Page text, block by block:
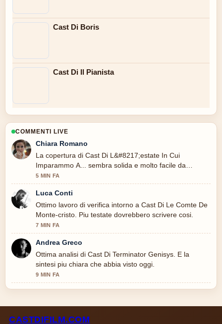
Cast Di Boris
Cast Di Il Pianista
COMMENTI LIVE
Chiara Romano
La copertura di Cast Di L&#8217;estate In Cui
Imparammo A... sembra solida e molto facile da
seguire.
5 MIN FA
Luca Conti
Ottimo lavoro di verifica intorno a Cast Di Le Comte De
Monte-cristo. Piu testate dovrebbero scrivere cosi.
7 MIN FA
Andrea Greco
Ottima analisi di Cast Di Terminator Genisys. E la
sintesi piu chiara che abbia visto oggi.
9 MIN FA
CASTDIFILM.COM